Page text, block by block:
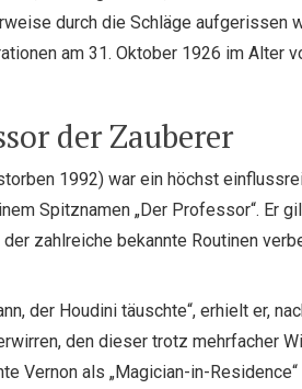
durch die Schläge aufgerissen
am 31. Oktober 1926 im Alter
der Zauberer
1992) war ein höchst
Spitznamen „Der Professor“. Er
zahlreiche bekannte Routinen
der Houdini täuschte“, erhielt er,
den dieser trotz mehrfacher
Vernon als „Magician-in-